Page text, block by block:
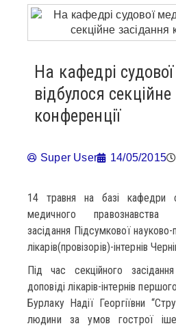
На кафедрі
відбулося
конференції
Super User 14/05/2015
14 травня на базі кафедри
медичного правознавства
засідання Підсумкової науково-
лікарів(провізорів)-інтернів
Під час секційного
доповіді лікарів-інтернів
Бурлаку Надії Георгіївни
людини за умов гострої